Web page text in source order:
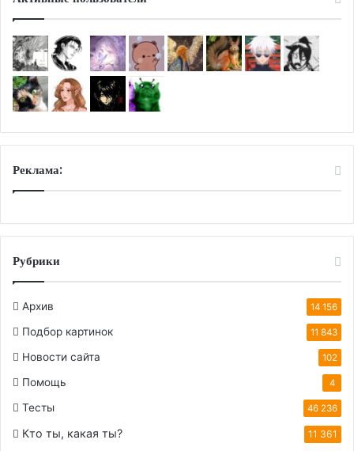
Реклама:
Рубрики
Архив 14 156
Подбор картинок 11 843
Новости сайта 102
Помощь 4
Тесты 46 236
Кто ты, какая ты? 11 361